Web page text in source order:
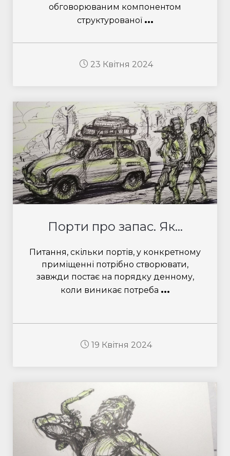
обговорюваним компонентом
структурованої ...
23 Квітня 2024
Порти про запас. Як...
Питання, скільки портів, у конкретному
приміщенні потрібно створювати,
завжди постає на порядку денному,
коли виникає потреба ...
19 Квітня 2024